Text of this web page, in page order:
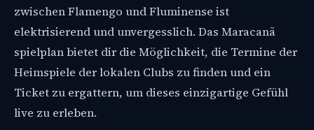
zwischen Flamengo und Fluminense ist
elektrisierend und unvergesslich. Das Maracanã
spielplan bietet dir die Möglichkeit, die Termine der
Heimspiele der lokalen Clubs zu finden und ein
Ticket zu ergattern, um dieses einzigartige Gefühl
live zu erleben.